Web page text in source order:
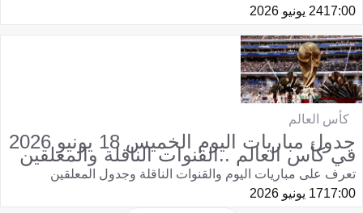
17:0024 يونيو 2026
كأس العالم
جدول مباريات اليوم الخميس 18 يونيو 2026
في كأس العالم ..القنوات الناقلة والمعلقين
تعرف على مباريات اليوم والقنوات الناقلة وجدول المعلقين
17:0017 يونيو 2026